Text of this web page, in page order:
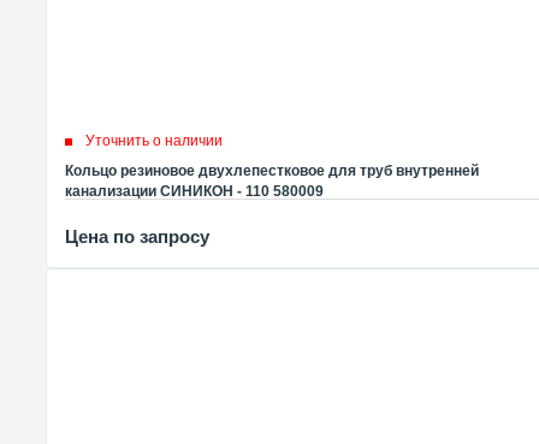
Уточнить о наличии
Кольцо резиновое двухлепестковое для труб внутренней
канализации СИНИКОН - 110 580009
Цена по запросу